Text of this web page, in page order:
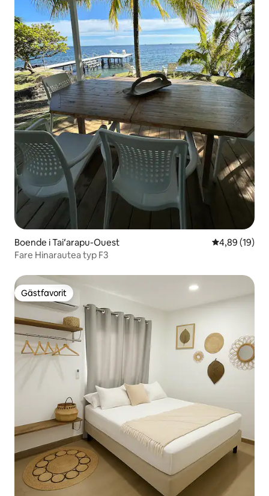
Boende i Taiʻarapu-Ouest 4,89 av 5 i
4,89 (19)
Fare Hinarautea typ F3
Gästfavorit
Gästfavorit